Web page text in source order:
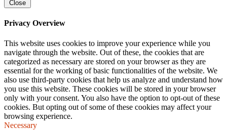
Close
Privacy Overview
This website uses cookies to improve your experience while you
navigate through the website. Out of these, the cookies that are
categorized as necessary are stored on your browser as they are
essential for the working of basic functionalities of the website. We
also use third-party cookies that help us analyze and understand how
you use this website. These cookies will be stored in your browser
only with your consent. You also have the option to opt-out of these
cookies. But opting out of some of these cookies may affect your
browsing experience.
Necessary